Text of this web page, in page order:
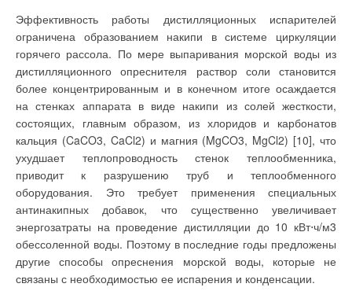
Эффективность работы дистилляционных испарителей
ограничена образованием накипи в системе циркуляции
горячего рассола. По мере выпаривания морской воды из
дистилляционного опреснителя раствор соли становится
более концентрированным и в конечном итоге осаждается
на стенках аппарата в виде накипи из солей жесткости,
состоящих, главным образом, из хлоридов и карбонатов
кальция (CaCO3, CaCl2) и магния (MgCO3, MgCl2) [10], что
ухудшает теплопроводность стенок теплообменника,
приводит к разрушению труб и теплообменного
оборудования. Это требует применения специальных
антинакипных добавок, что существенно увеличивает
энергозатраты на проведение дистилляции до 10 кВт⋅ч/м3
обессоленной воды. Поэтому в последние годы предложены
другие способы опреснения морской воды, которые не
связаны с необходимостью ее испарения и конденсации.
циркуляционных насосов промежуточного теплоносителя;
необходимость использования теплоносителя с пониженной
температурой замерзания; включение пикового
подогревателя в подающую линию контура промежуточного
теплоносителя, что приводит к снижению количества
утилизированного тепла от ВЭР с высоким температурным
потенциалом. Поэтому все же целесообразнее, в т.ч. с точки
зрения экономии тепловой энергии, в качестве пикового
догревателя использовать в приточной установке 7
калориферы, питающиеся от тепловой сети (по аналогии с
устройством 13). В предложенных схемах в качестве
промежуточного теплоносителя предусматривается
использовать обыкновенную воду.
На рис. 4 представлена схема системы комплексного
обратной магистрали.
Основными
достоинствами таких
систем является
простота монтажа,
минимум компонентов,
достигается высокая
надежность, в случае
применения газового
котла — возможность
работы без источника
электроэнергии. И
сейчас такие системы
наличии газового или
твердотопливного
наблюдаются
регулярные перебои с
подачей
электроэнергии.
К недостаткам можно
отнести высокую